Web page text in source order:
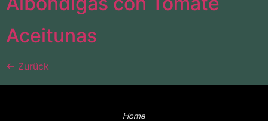
Aceitunas
← Zurück
Home